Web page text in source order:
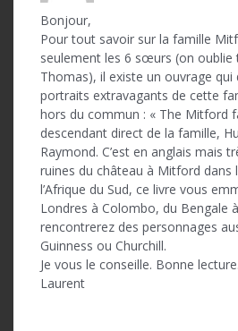
Bonjour,
Pour tout savoir sur la famille
seulement les 6 sœurs (on
Thomas), il existe un ouvrage qui
portraits extravagants de cette
hors du commun : « The Mitford
descendant direct de la famille,
Raymond. C’est en anglais mais
ruines du château à Mitford dans
l’Afrique du Sud, ce livre vous
Londres à Colombo, du Bengale
rencontrerez des personnages
Guinness ou Churchill.
Je vous le conseille. Bonne lecture.
Laurent